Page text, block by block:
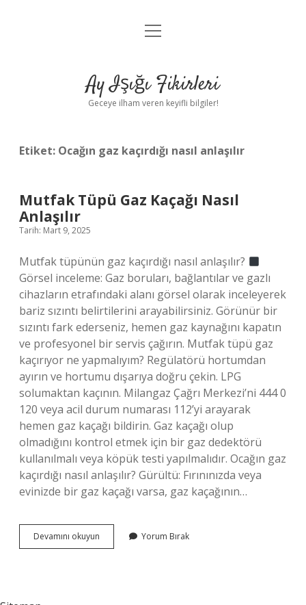
Anasayfa
Yasal Uyarı
menüyü
Ay Işığı Fikirleri
Geceye ilham veren keyifli bilgiler!
Etiket: Ocağın gaz kaçırdığı nasıl anlaşılır
Mutfak Tüpü Gaz Kaçağı Nasıl
Anlaşılır
Tarih: Mart 9, 2025
Mutfak tüpünün gaz kaçırdığı nasıl anlaşılır?
Görsel inceleme: Gaz boruları, bağlantılar ve gazlı
cihazların etrafındaki alanı görsel olarak inceleyerek
bariz sızıntı belirtilerini arayabilirsiniz. Görünür bir
sızıntı fark ederseniz, hemen gaz kaynağını kapatın
ve profesyonel bir servis çağırın. Mutfak tüpü gaz
kaçırıyor ne yapmalıyım? Regülatörü hortumdan
ayırın ve hortumu dışarıya doğru çekin. LPG
solumaktan kaçının. Milangaz Çağrı Merkezi’ni 444 0
120 veya acil durum numarası 112’yi arayarak
hemen gaz kaçağı bildirin. Gaz kaçağı olup
olmadığını kontrol etmek için bir gaz dedektörü
kullanılmalı veya köpük testi yapılmalıdır. Ocağın gaz
kaçırdığı nasıl anlaşılır? Gürültü: Fırınınızda veya
evinizde bir gaz kaçağı varsa, gaz kaçağının…
Devamını okuyun
Tüpü
Yorum Bırak